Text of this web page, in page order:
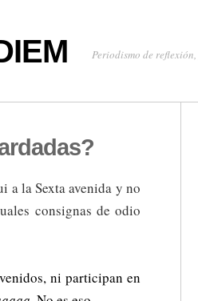
Periodismo de
a la Sexta avenida y no
consignas de odio
ni participan en